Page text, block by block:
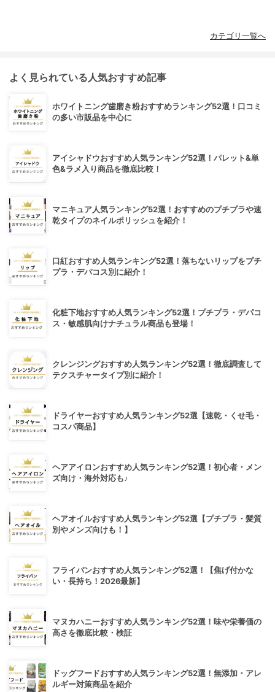
カテゴリ一覧へ
よく見られている人気おすすめ記事
ホワイトニング歯磨き粉おすすめランキング52選！口コミ
の多い市販品を中心に
アイシャドウおすすめ人気ランキング52選！パレット&単
色&ラメ入り商品を徹底比較！
マニキュア人気ランキング52選！おすすめのプチプラや速
乾タイプのネイルポリッシュを紹介！
口紅おすすめ人気ランキング52選！落ちないリップをプチ
プラ・デパコス別に紹介！
化粧下地おすすめ人気ランキング52選！プチプラ・デパコ
ス・敏感肌向けナチュラル商品も登場！
クレンジングおすすめ人気ランキング52選！徹底調査して
テクスチャータイプ別に紹介！
ドライヤーおすすめ人気ランキング52選【速乾・くせ毛・
コスパ商品】
ヘアアイロンおすすめ人気ランキング52選！初心者・メン
ズ向け・海外対応も♪
ヘアオイルおすすめ人気ランキング52選【プチプラ・髪質
別やメンズ向けも！】
フライパンおすすめ人気ランキング52選！【焦げ付かな
い・長持ち！2026最新】
マヌカハニーおすすめ人気ランキング52選！味や栄養価の
高さを徹底比較・検証
ドッグフードおすすめ人気ランキング52選！無添加・アレ
ルギー対策商品を紹介